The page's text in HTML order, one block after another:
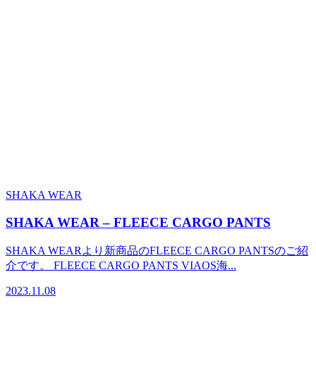
SHAKA WEAR
SHAKA WEAR – FLEECE CARGO PANTS
SHAKA WEARより新商品のFLEECE CARGO PANTSのご紹
介です。 FLEECE CARGO PANTS VIAOS海...
2023.11.08